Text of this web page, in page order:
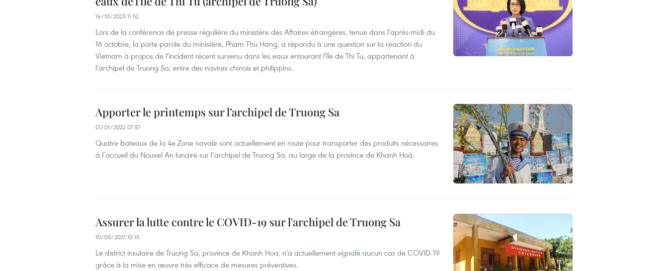
16/10/2025 11:52
Lors de la conférence de presse régulière du ministère des Affaires étrangères, tenue dans l'après-midi du
16 octobre, la porte-parole du ministère, Pham Thu Hang, a répondu à une question sur la réaction du
Vietnam à propos de l'incident récent survenu dans les eaux entourant l'île de Thi Tu, appartenant à
l'archipel de Truong Sa, entre des navires chinois et philippins.
Apporter le printemps sur l’archipel de Truong Sa
01/01/2022 07:57
Quatre bateaux de la 4e Zone navale sont actuellement en route pour transporter des produits nécessaires
à l’accueil du Nouvel An lunaire sur l’archipel de Truong Sa, au large de la province de Khanh Hoà.
Assurer la lutte contre le COVID-19 sur l'archipel de Truong Sa
10/05/2021 10:15
Le district insulaire de Truong Sa, province de Khanh Hoa, n'a actuellement signalé aucun cas de COVID-19
grâce à la mise en œuvre très efficace de mesures préventives.